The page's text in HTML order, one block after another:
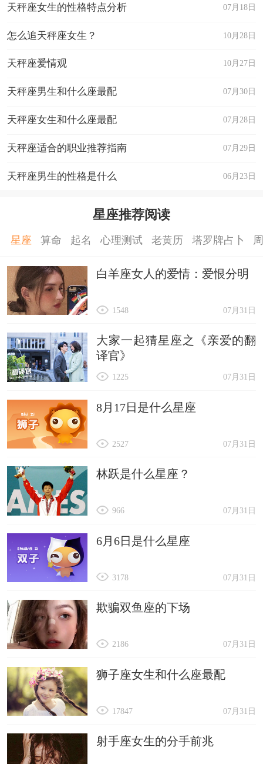
07月18日
天秤座女生的性格特点分析
10月28日
怎么追天秤座女生？
10月27日
天秤座爱情观
07月30日
天秤座男生和什么座最配
07月28日
天秤座女生和什么座最配
07月29日
天秤座适合的职业推荐指南
06月23日
天秤座男生的性格是什么
星座推荐阅读
星座 算命 起名 心理测试 老黄历 塔罗牌占卜
白羊座女人的爱情：爱恨分明
07月31日
1548
大家一起猜星座之《亲爱的翻
译官》
07月31日
1225
8月17日是什么星座
07月31日
2527
林跃是什么星座？
07月31日
966
6月6日是什么星座
07月31日
3178
欺骗双鱼座的下场
07月31日
2186
狮子座女生和什么座最配
07月31日
17847
射手座女生的分手前兆